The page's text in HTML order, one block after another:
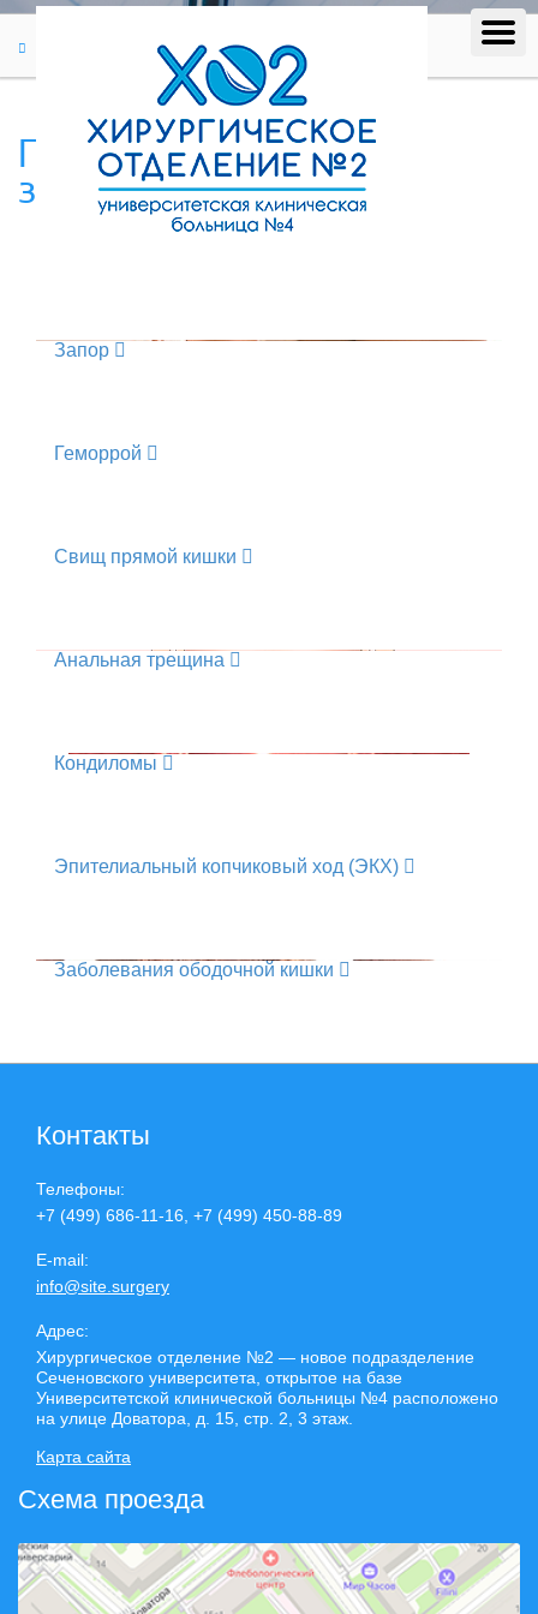
Проктологические заболевания
Проктологические
заболевания
Запор
Геморрой
Свищ прямой кишки
Анальная трещина
Кондиломы
Эпителиальный копчиковый ход (ЭКХ)
Заболевания ободочной кишки
Контакты
Телефоны:
+7 (499) 686-11-16, +7 (499) 450-88-89
E-mail:
info@site.surgery
Адрес:
Хирургическое отделение №2 — новое подразделение
Сеченовского университета, открытое на базе
Университетской клинической больницы №4 расположено
на улице Доватора, д. 15, стр. 2, 3 этаж.
Карта сайта
Схема проезда